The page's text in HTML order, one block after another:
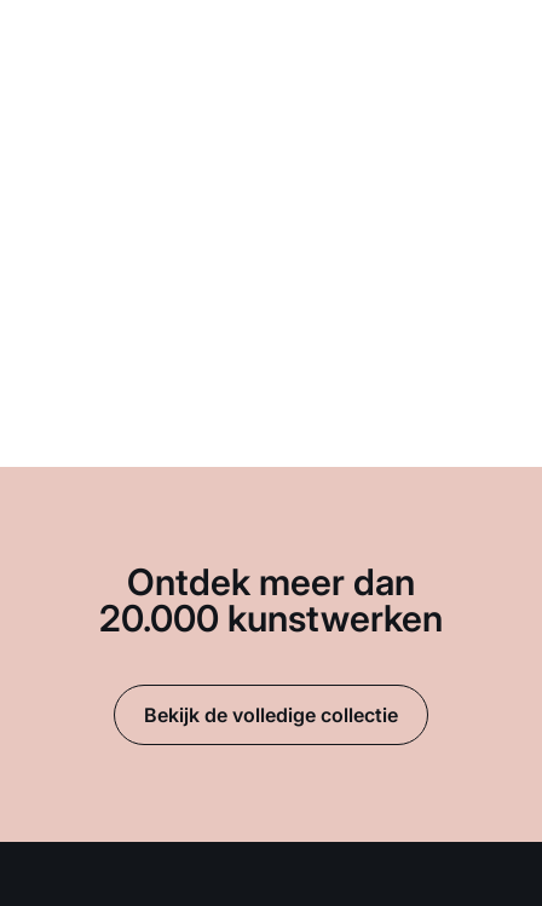
Ontdek meer dan
20.000 kunstwerken
Bekijk de volledige collectie